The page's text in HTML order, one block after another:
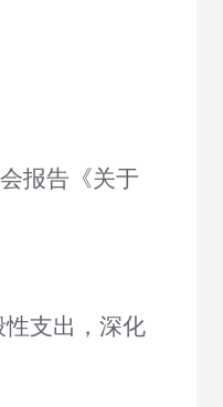
报告《关于
支出，深化